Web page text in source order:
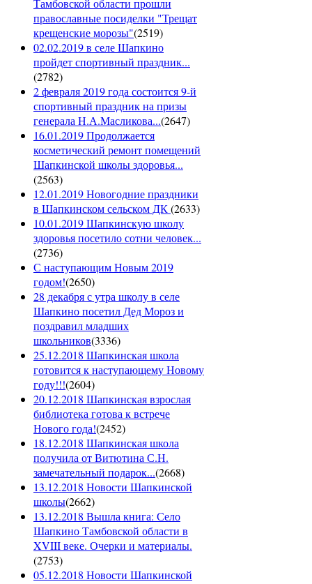
православные посиделки "Трещат
крещенские морозы"(2519)
02.02.2019 в селе Шапкино
пройдет спортивный праздник...
(2782)
2 февраля 2019 года состоится 9-й
спортивный праздник на призы
генерала Н.А.Масликова...(2647)
16.01.2019 Продолжается
косметический ремонт помещений
Шапкинской школы здоровья...
(2563)
12.01.2019 Новогодние праздники
в Шапкинском сельском ДК(2633)
10.01.2019 Шапкинскую школу
здоровья посетило сотни человек...
(2736)
С наступающим Новым 2019
годом!(2650)
28 декабря с утра школу в селе
Шапкино посетил Дед Мороз и
поздравил младших
школьников(3336)
25.12.2018 Шапкинская школа
готовится к наступающему Новому
году!!!(2604)
20.12.2018 Шапкинская взрослая
библиотека готова к встрече
Нового года!(2452)
18.12.2018 Шапкинская школа
получила от Витютина С.Н.
замечательный подарок...(2668)
13.12.2018 Новости Шапкинской
школы(2662)
13.12.2018 Вышла книга: Село
Шапкино Тамбовской области в
XVIII веке. Очерки и материалы.
(2753)
05.12.2018 Новости Шапкинской